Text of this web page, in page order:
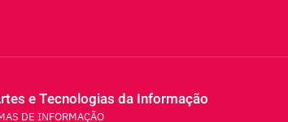
e Tecnologias da Informação
DE INFORMAÇÃO